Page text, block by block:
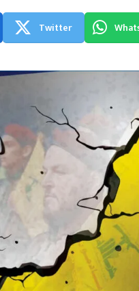
Twitter